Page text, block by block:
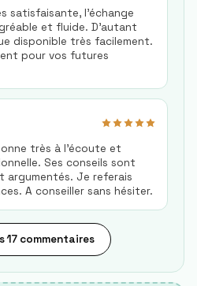
satisfaisante, l’échange
et fluide. D’autant
disponible très facilement.
pour vos futures
très à l'écoute et
Ses conseils sont
argumentés. Je referais
A conseiller sans hésiter.
17 commentaires